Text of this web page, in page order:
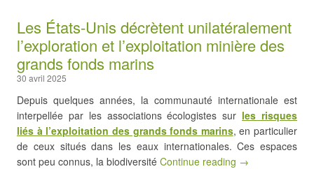
Les États-Unis décrètent unilatéralement
l’exploration et l’exploitation minière des
grands fonds marins
30 avril 2025
Depuis quelques années, la communauté internationale est
interpellée par les associations écologistes sur les risques
liés à l’exploitation des grands fonds marins, en particulier
de ceux situés dans les eaux internationales. Ces espaces
sont peu connus, la biodiversité Continue reading →